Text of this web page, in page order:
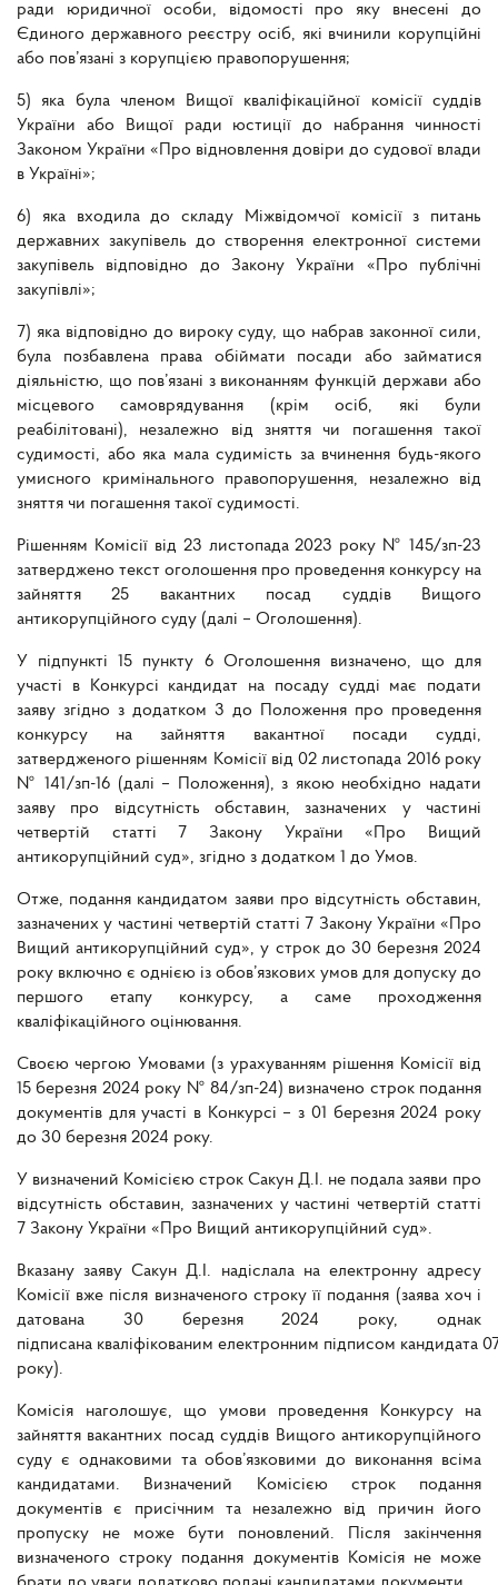
ради юридичної особи, відомості про яку внесені до
Єдиного державного реєстру осіб, які вчинили корупційні
або пов’язані з корупцією правопорушення;
5) яка була членом Вищої кваліфікаційної комісії суддів
України або Вищої ради юстиції до набрання чинності
Законом України «Про відновлення довіри до судової влади
в Україні»;
6) яка входила до складу Міжвідомчої комісії з питань
державних закупівель до створення електронної системи
закупівель відповідно до Закону України «Про публічні
закупівлі»;
7) яка відповідно до вироку суду, що набрав законної сили,
була позбавлена права обіймати посади або займатися
діяльністю, що пов’язані з виконанням функцій держави або
місцевого самоврядування (крім осіб, які були
реабілітовані), незалежно від зняття чи погашення такої
судимості, або яка мала судимість за вчинення будь-якого
умисного кримінального правопорушення, незалежно від
зняття чи погашення такої судимості.
Рішенням Комісії від 23 листопада 2023 року № 145/зп-23
затверджено текст оголошення про проведення конкурсу на
зайняття 25 вакантних посад суддів Вищого
антикорупційного суду (далі – Оголошення).
У підпункті 15 пункту 6 Оголошення визначено, що для
участі в Конкурсі кандидат на посаду судді має подати
заяву згідно з додатком 3 до Положення про проведення
конкурсу на зайняття вакантної посади судді,
затвердженого рішенням Комісії від 02 листопада 2016 року
№ 141/зп-16 (далі – Положення), з якою необхідно надати
заяву про відсутність обставин, зазначених у частині
четвертій статті 7 Закону України «Про Вищий
антикорупційний суд», згідно з додатком 1 до Умов.
Отже, подання кандидатом заяви про відсутність обставин,
зазначених у частині четвертій статті 7 Закону України «Про
Вищий антикорупційний суд», у строк до 30 березня 2024
року включно є однією із обов’язкових умов для допуску до
першого етапу конкурсу, а саме проходження
кваліфікаційного оцінювання.
Своєю чергою Умовами (з урахуванням рішення Комісії від
15 березня 2024 року № 84/зп-24) визначено строк подання
документів для участі в Конкурсі – з 01 березня 2024 року
до 30 березня 2024 року.
У визначений Комісією строк Сакун Д.І. не подала заяви про
відсутність обставин, зазначених у частині четвертій статті
7 Закону України «Про Вищий антикорупційний суд».
Вказану заяву Сакун Д.І. надіслала на електронну адресу
Комісії вже після визначеного строку її подання (заява хоч і
датована 30 березня 2024 року, однак
підписана кваліфікованим електронним підписом кандидата
року).
Комісія наголошує, що умови проведення Конкурсу на
зайняття вакантних посад суддів Вищого антикорупційного
суду є однаковими та обов’язковими до виконання всіма
кандидатами. Визначений Комісією строк подання
документів є присічним та незалежно від причин його
пропуску не може бути поновлений. Після закінчення
визначеного строку подання документів Комісія не може